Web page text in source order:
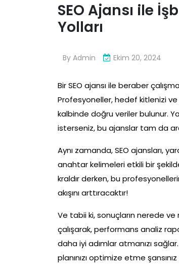
SEO Ajansı ile
Yolları
By Admin Ekim 20, 2024
Bir SEO ajansı ile beraber
Profesyoneller, hedef kitlenizi
kalbinde doğru veriler bulunur.
isterseniz, bu ajanslar tam da
Aynı zamanda, SEO ajansları,
anahtar kelimeleri etkili bir
kraldır derken, bu
akışını arttıracaktır!
Ve tabii ki, sonuçların nerede
çalışarak, performans analiz
daha iyi adımlar atmanızı
planınızı optimize etme şansınız